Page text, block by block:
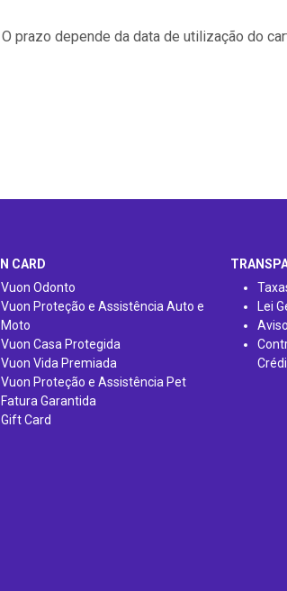
prazo depende da data de utilização do
CARD
Vuon Odonto
Vuon Proteção e Assistência Auto e
Moto
Vuon Casa Protegida
Vuon Vida Premiada
Vuon Proteção e Assistência Pet
Fatura Garantida
Gift Card
Lei